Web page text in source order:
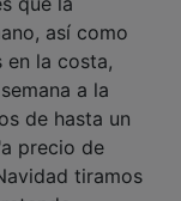
así como
la costa,
a la
de hasta un
precio de
tiramos